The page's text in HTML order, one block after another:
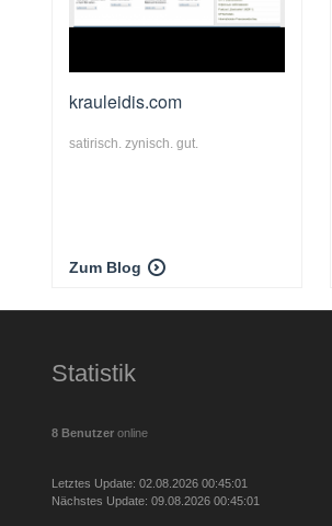
krauleidis.com
satirisch. zynisch. gut.
Zum Blog
Statistik
8 Benutzer online
Letztes Update: 02.08.2026 00:45:01
Nächstes Update: 09.08.2026 00:45:01